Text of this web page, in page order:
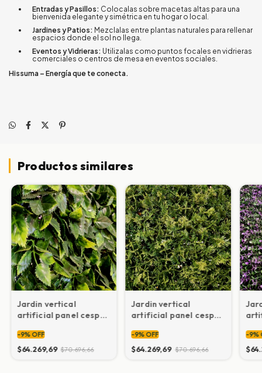
Entradas y Pasillos: Colocalas sobre macetas altas para una
bienvenida elegante y simétrica en tu hogar o local.
Jardines y Patios: Mezclalas entre plantas naturales para rellenar
espacios donde el sol no llega.
Eventos y Vidrieras: Utilizalas como puntos focales en vidrieras
comerciales o centros de mesa en eventos sociales.
Hissuma – Energía que te conecta.
ventana
nueva
Productos similares
Jardin vertical
artificial panel cesped
FRONDOSOS Mod. 090
-9% OFF
$64.269,69 $70.696,66
Jardin vertical
artificial panel cesped
FRONDOSOS Mod. 089
-9% OFF
$64.269,69 $70.696,66
-9%